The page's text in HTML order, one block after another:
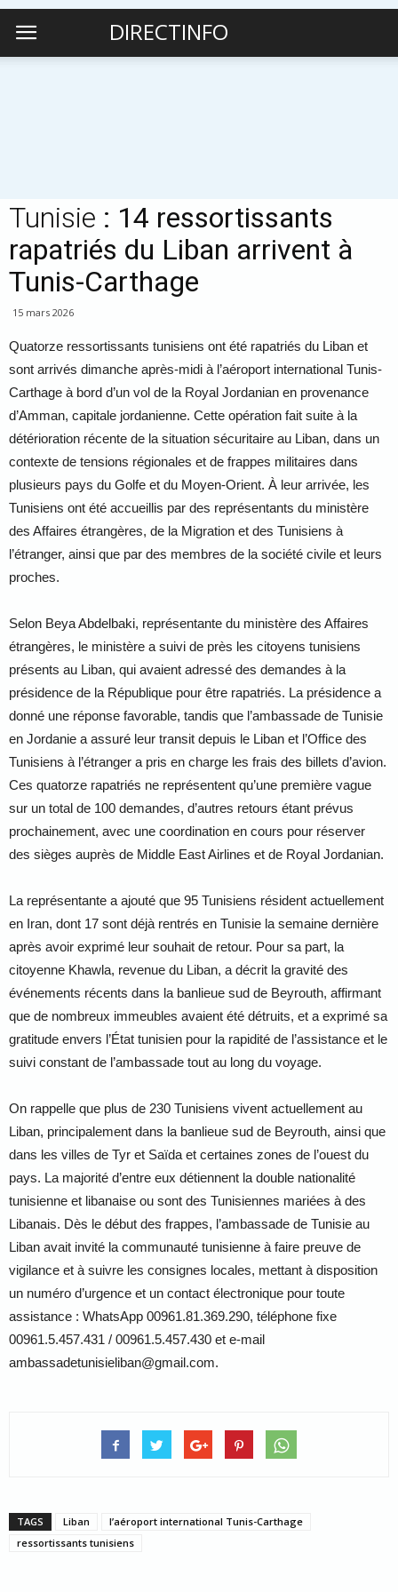
DIRECTINFO
Tunisie : 14 ressortissants
rapatriés du Liban arrivent à
Tunis-Carthage
15 mars 2026
Quatorze ressortissants tunisiens ont été rapatriés du Liban et
sont arrivés dimanche après-midi à l’aéroport international Tunis-
Carthage à bord d’un vol de la Royal Jordanian en provenance
d’Amman, capitale jordanienne. Cette opération fait suite à la
détérioration récente de la situation sécuritaire au Liban, dans un
contexte de tensions régionales et de frappes militaires dans
plusieurs pays du Golfe et du Moyen-Orient. À leur arrivée, les
Tunisiens ont été accueillis par des représentants du ministère
des Affaires étrangères, de la Migration et des Tunisiens à
l’étranger, ainsi que par des membres de la société civile et leurs
proches.
Selon Beya Abdelbaki, représentante du ministère des Affaires
étrangères, le ministère a suivi de près les citoyens tunisiens
présents au Liban, qui avaient adressé des demandes à la
présidence de la République pour être rapatriés. La présidence a
donné une réponse favorable, tandis que l’ambassade de Tunisie
en Jordanie a assuré leur transit depuis le Liban et l’Office des
Tunisiens à l’étranger a pris en charge les frais des billets d’avion.
Ces quatorze rapatriés ne représentent qu’une première vague
sur un total de 100 demandes, d’autres retours étant prévus
prochainement, avec une coordination en cours pour réserver
des sièges auprès de Middle East Airlines et de Royal Jordanian.
La représentante a ajouté que 95 Tunisiens résident actuellement
en Iran, dont 17 sont déjà rentrés en Tunisie la semaine dernière
après avoir exprimé leur souhait de retour. Pour sa part, la
citoyenne Khawla, revenue du Liban, a décrit la gravité des
événements récents dans la banlieue sud de Beyrouth, affirmant
que de nombreux immeubles avaient été détruits, et a exprimé sa
gratitude envers l’État tunisien pour la rapidité de l’assistance et le
suivi constant de l’ambassade tout au long du voyage.
On rappelle que plus de 230 Tunisiens vivent actuellement au
Liban, principalement dans la banlieue sud de Beyrouth, ainsi que
dans les villes de Tyr et Saïda et certaines zones de l’ouest du
pays. La majorité d’entre eux détiennent la double nationalité
tunisienne et libanaise ou sont des Tunisiennes mariées à des
Libanais. Dès le début des frappes, l’ambassade de Tunisie au
Liban avait invité la communauté tunisienne à faire preuve de
vigilance et à suivre les consignes locales, mettant à disposition
un numéro d’urgence et un contact électronique pour toute
assistance : WhatsApp 00961.81.369.290, téléphone fixe
00961.5.457.431 / 00961.5.457.430 et e-mail
ambassadetunisieliban@gmail.com.
TAGS Liban
l’aéroport international Tunis-Carthage
ressortissants tunisiens